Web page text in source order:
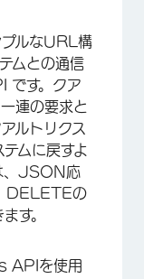
ルなURL構
ムとの通信
です。クア
連の要求と
ルトリクス
ムに戻すよ
、JSON応
DELETEの
す。
APIを使用